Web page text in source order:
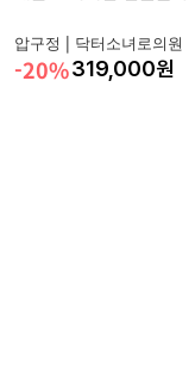
압구정 | 닥터소녀로의원
-20%319,000원